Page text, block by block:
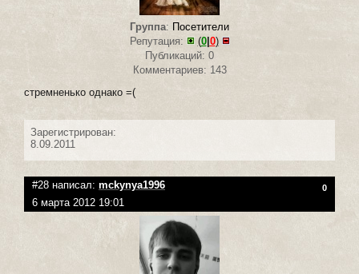
Группа: Посетители
Репутация:
(0| 0)
Публикаций: 0
Комментариев: 143
стремненько однако =(
Зарегистрирован:
8.09.2011
#28 написал: mckynya1996 0
6 марта 2012 19:01